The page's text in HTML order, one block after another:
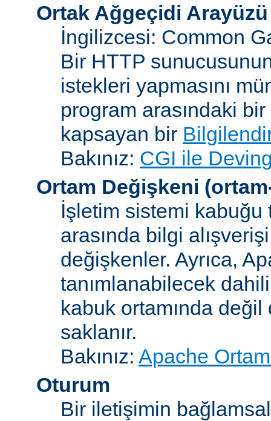
Ortak Ağgeçidi Arayüzü
İngilizcesi: Common
Bir HTTP
istekleri yapmasını
program arasındaki
kapsayan bir
Bakınız: CGI ile
Ortam Değişkeni
İşletim sistemi kabuğu
arasında bilgi
değişkenler. Ayrıca,
tanımlanabilecek
kabuk ortamında değil
saklanır.
Bakınız: Apache
Oturum
Bir iletişimin